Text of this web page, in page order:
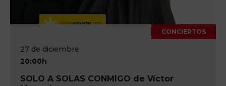
17 de octubre
20:00h
IM-PULSE Pink Floyd Tribute Live Show
CONCIERTOS